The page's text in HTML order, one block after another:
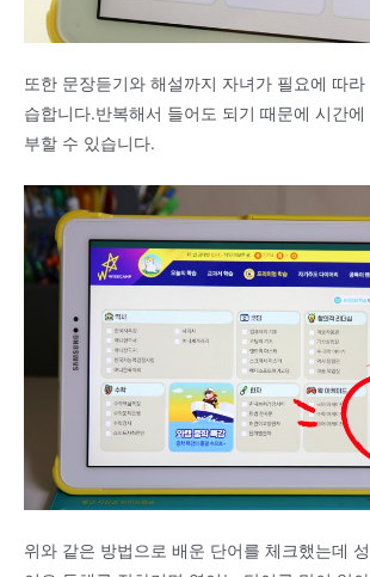
또한 문장듣기와 해설까지 자녀가 필요에 따
습합니다.반복해서 들어도 되기 때문에 시간
부할 수 있습니다.
위와 같은 방법으로 배운 단어를 체크했는데